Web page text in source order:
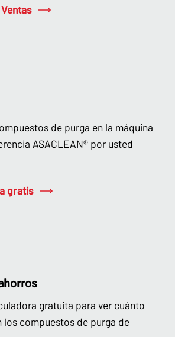
de purga en la máquina
ASACLEAN® por usted
gratis
gratuita para ver cuánto
compuestos de purga de